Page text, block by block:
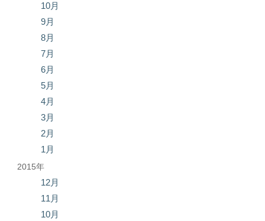
10月
9月
8月
7月
6月
5月
4月
3月
2月
1月
2015年
12月
11月
10月